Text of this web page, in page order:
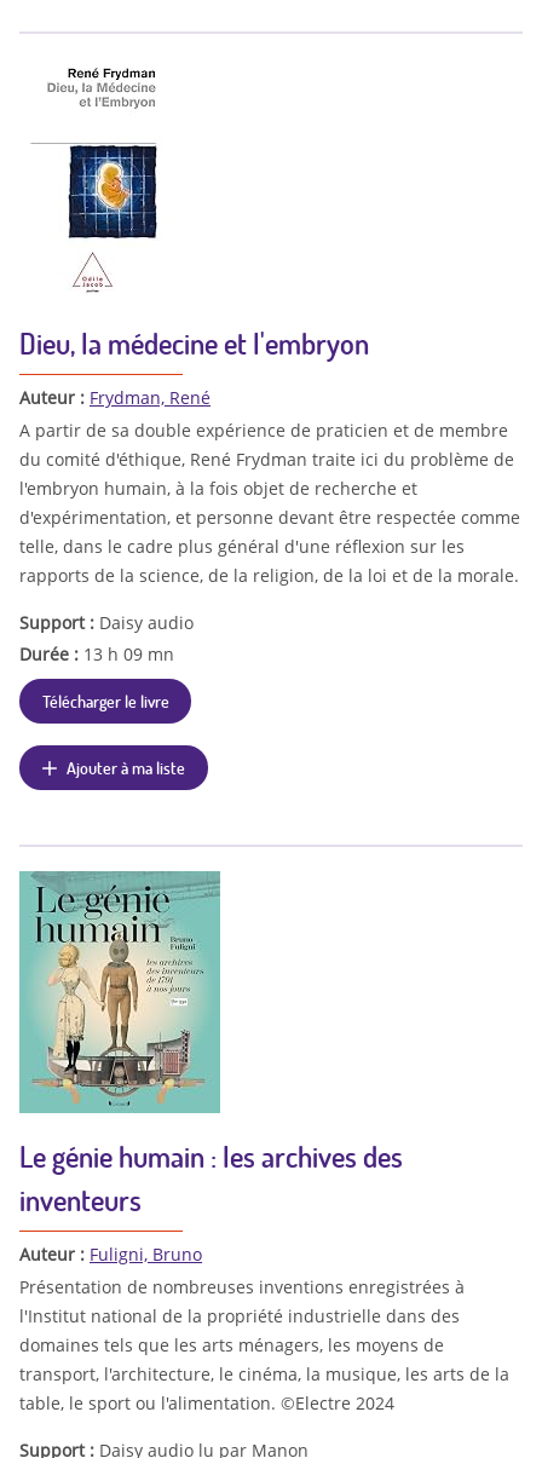
Dieu, la médecine et l'embryon
Auteur : Frydman, René
A partir de sa double expérience de praticien et de membre
du comité d'éthique, René Frydman traite ici du problème de
l'embryon humain, à la fois objet de recherche et
d'expérimentation, et personne devant être respectée comme
telle, dans le cadre plus général d'une réflexion sur les
rapports de la science, de la religion, de la loi et de la morale.
Support : Daisy audio
Durée : 13 h 09 mn
Télécharger le livre
Ajouter à ma liste
Le génie humain : les archives des
inventeurs
Auteur : Fuligni, Bruno
Présentation de nombreuses inventions enregistrées à
l'Institut national de la propriété industrielle dans des
domaines tels que les arts ménagers, les moyens de
transport, l'architecture, le cinéma, la musique, les arts de la
table, le sport ou l'alimentation. ©Electre 2024
Support : Daisy audio lu par Manon